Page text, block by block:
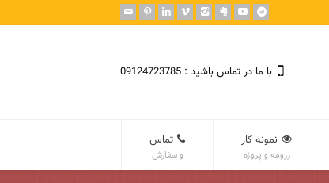
با ما در تماس باشید : 09124723785
نمونه کار
رزومه و پروژه
تماس
و سفارش